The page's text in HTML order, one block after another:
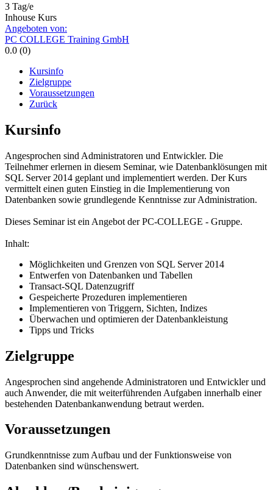
3 Tag/e
Inhouse Kurs
Angeboten von:
PC COLLEGE Training GmbH
0.0 (0)
Kursinfo
Zielgruppe
Voraussetzungen
Zurück
Kursinfo
Angesprochen sind Administratoren und Entwickler. Die
Teilnehmer erlernen in diesem Seminar, wie Datenbanklösungen mit
SQL Server 2014 geplant und implementiert werden. Der Kurs
vermittelt einen guten Einstieg in die Implementierung von
Datenbanken sowie grundlegende Kenntnisse zur Administration.
Dieses Seminar ist ein Angebot der PC-COLLEGE - Gruppe.
Inhalt:
Möglichkeiten und Grenzen von SQL Server 2014
Entwerfen von Datenbanken und Tabellen
Transact-SQL Datenzugriff
Gespeicherte Prozeduren implementieren
Implementieren von Triggern, Sichten, Indizes
Überwachen und optimieren der Datenbankleistung
Tipps und Tricks
Zielgruppe
Angesprochen sind angehende Administratoren und Entwickler und
auch Anwender, die mit weiterführenden Aufgaben innerhalb einer
bestehenden Datenbankanwendung betraut werden.
Voraussetzungen
Grundkenntnisse zum Aufbau und der Funktionsweise von
Datenbanken sind wünschenswert.